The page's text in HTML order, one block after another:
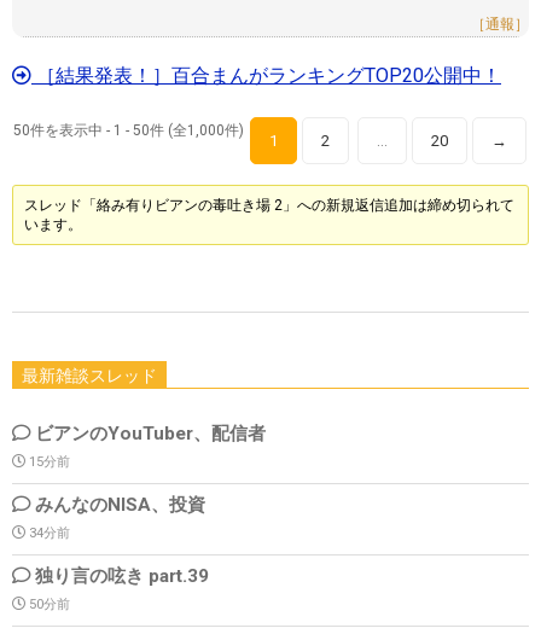
［通報］
［結果発表！］百合まんがランキングTOP20公開中！
50件を表示中 - 1 - 50件 (全1,000件)
1 2 … 20 →
スレッド「絡み有りビアンの毒吐き場 2」への新規返信追加は締め切られて
います。
最新雑談スレッド
ビアンのYouTuber、配信者
15分前
みんなのNISA、投資
34分前
独り言の呟き part.39
50分前